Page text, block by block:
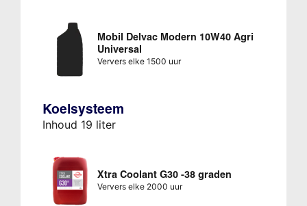
Mobil Delvac Modern 10W40 Agri
Universal
Ververs elke 1500 uur
Koelsysteem
Inhoud 19 liter
Xtra Coolant G30 -38 graden
Ververs elke 2000 uur